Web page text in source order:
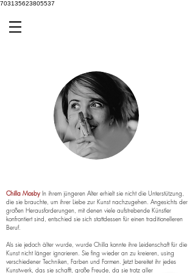
703135623805537
Chilla Mosby In ihrem jüngeren Alter erhielt sie nicht die Unterstützung,
die sie brauchte, um ihrer Liebe zur Kunst nachzugehen. Angesichts der
großen Herausforderungen, mit denen viele aufstrebende Künstler
konfrontiert sind, entschied sie sich stattdessen für einen traditionelleren
Beruf.
Als sie jedoch älter wurde, wurde Chilla konnte ihre Leidenschaft für die
Kunst nicht länger ignorieren. Sie fing wieder an zu kreieren, using
verschiedener Techniken, Farben und Formen. Jetzt bereitet ihr jedes
Kunstwerk, das sie schafft, große Freude, da sie trotz aller